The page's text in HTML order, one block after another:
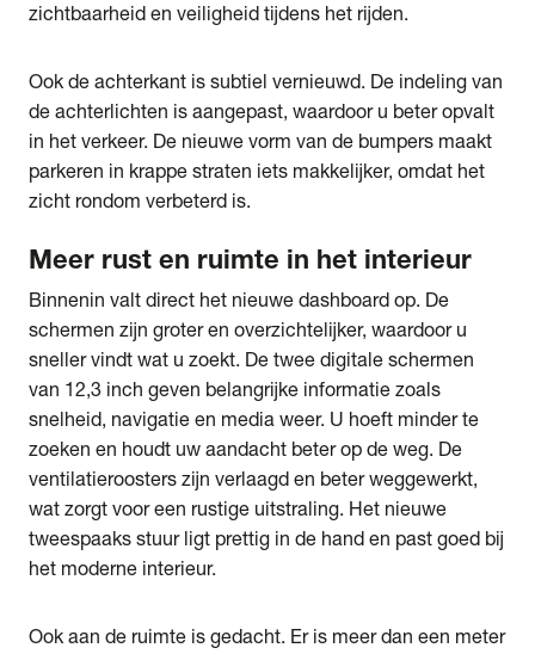
zichtbaarheid en veiligheid tijdens het rijden.
Ook de achterkant is subtiel vernieuwd. De indeling van
de achterlichten is aangepast, waardoor u beter opvalt
in het verkeer. De nieuwe vorm van de bumpers maakt
parkeren in krappe straten iets makkelijker, omdat het
zicht rondom verbeterd is.
Meer rust en ruimte in het interieur
Binnenin valt direct het nieuwe dashboard op. De
schermen zijn groter en overzichtelijker, waardoor u
sneller vindt wat u zoekt. De twee digitale schermen
van 12,3 inch geven belangrijke informatie zoals
snelheid, navigatie en media weer. U hoeft minder te
zoeken en houdt uw aandacht beter op de weg. De
ventilatieroosters zijn verlaagd en beter weggewerkt,
wat zorgt voor een rustige uitstraling. Het nieuwe
tweespaaks stuur ligt prettig in de hand en past goed bij
het moderne interieur.
Ook aan de ruimte is gedacht. Er is meer dan een meter